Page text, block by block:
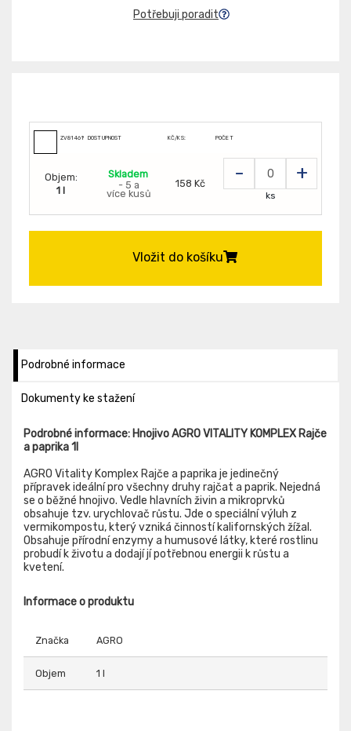
Potřebuji poradit
ZV8146197DOSTUPNOST KČ/KS: POČET
Objem:
1 l
Skladem
- 5 a
více kusů
158 Kč - +
ks
Vložit do košíku
Podrobné informace
Dokumenty ke stažení
Podrobné informace: Hnojivo AGRO VITALITY KOMPLEX Rajče
a paprika 1l
AGRO Vitality Komplex Rajče a paprika je jedinečný
přípravek ideální pro všechny druhy rajčat a paprik. Nejedná
se o běžné hnojivo. Vedle hlavních živin a mikroprvků
obsahuje tzv. urychlovač růstu. Jde o speciální výluh z
vermikompostu, který vzniká činností kalifornských žížal.
Obsahuje přírodní enzymy a humusové látky, které rostlinu
probudí k životu a dodají jí potřebnou energii k růstu a
kvetení.
Informace o produktu
Značka AGRO
Objem 1 l